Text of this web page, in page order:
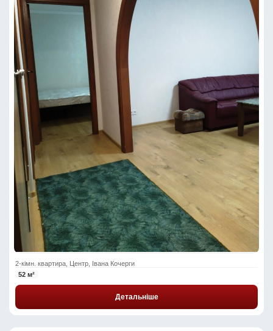
2-кімн. квартира, Центр, Івана Кочерги
52 м²
Детальніше